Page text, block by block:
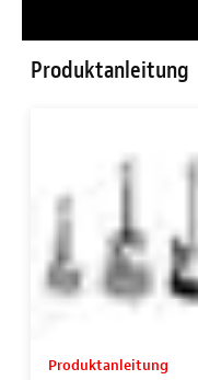
Produktanleitung
Produktanleitung